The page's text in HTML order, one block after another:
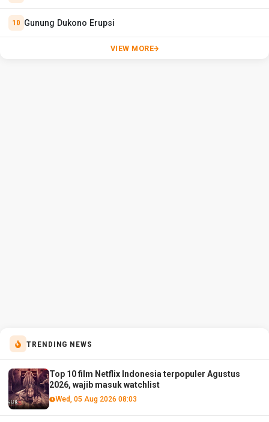
Gunung Dukono Erupsi
VIEW MORE
TRENDING NEWS
Top 10 film Netflix Indonesia terpopuler Agustus
2026, wajib masuk watchlist
Wed, 05 Aug 2026 08:03